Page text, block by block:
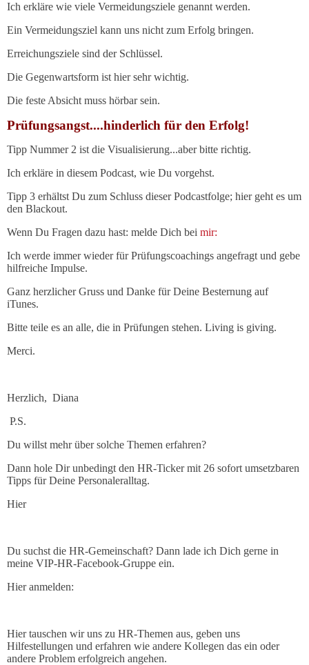
Ich erkläre wie viele Vermeidungsziele genannt werden.
Ein Vermeidungsziel kann uns nicht zum Erfolg bringen.
Erreichungsziele sind der Schlüssel.
Die Gegenwartsform ist hier sehr wichtig.
Die feste Absicht muss hörbar sein.
Prüfungsangst....hinderlich für den Erfolg!
Tipp Nummer 2 ist die Visualisierung...aber bitte richtig.
Ich erkläre in diesem Podcast, wie Du vorgehst.
Tipp 3 erhältst Du zum Schluss dieser Podcastfolge; hier geht es um
den Blackout.
Wenn Du Fragen dazu hast: melde Dich bei mir:
Ich werde immer wieder für Prüfungscoachings angefragt und gebe
hilfreiche Impulse.
Ganz herzlicher Gruss und Danke für Deine Besternung auf
iTunes.
Bitte teile es an alle, die in Prüfungen stehen. Living is giving.
Merci.
Herzlich, Diana
P.S.
Du willst mehr über solche Themen erfahren?
Dann hole Dir unbedingt den HR-Ticker mit 26 sofort umsetzbaren
Tipps für Deine Personaleralltag.
Hier
Du suchst die HR-Gemeinschaft? Dann lade ich Dich gerne in
meine VIP-HR-Facebook-Gruppe ein.
Hier anmelden:
Hier tauschen wir uns zu HR-Themen aus, geben uns
Hilfestellungen und erfahren wie andere Kollegen das ein oder
andere Problem erfolgreich angehen.